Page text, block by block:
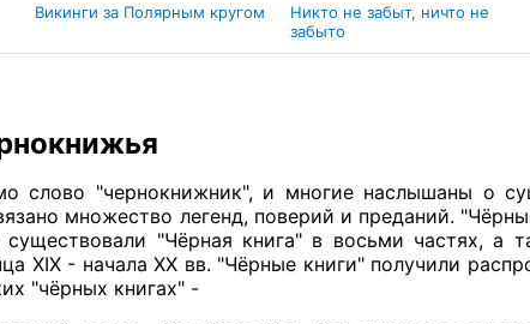
Викинги за Полярным кругом
Никто не забыт, ничто не
забыто
слово "чернокнижник", и многие наслышаны о
множество легенд, поверий и преданий.
"Чёрная книга" в восьми частях, а
XIX - начала XX вв. "Чёрные книги" получили
"чёрных книгах" -